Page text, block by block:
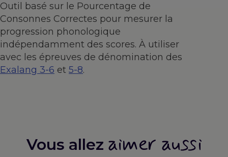
Outil basé sur le Pourcentage de
Consonnes Correctes pour mesurer la
progression phonologique
indépendamment des scores. À utiliser
avec les épreuves de dénomination des
Exalang 3-6 et 5-8.
Vous allez aimer aussi